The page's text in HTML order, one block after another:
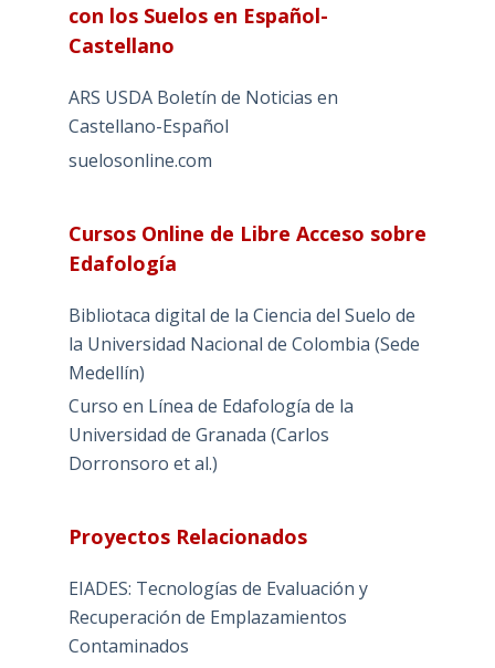
con los Suelos en Español-
Castellano
ARS USDA Boletín de Noticias en
Castellano-Español
suelosonline.com
Cursos Online de Libre Acceso sobre
Edafología
Bibliotaca digital de la Ciencia del Suelo de
la Universidad Nacional de Colombia (Sede
Medellín)
Curso en Línea de Edafología de la
Universidad de Granada (Carlos
Dorronsoro et al.)
Proyectos Relacionados
EIADES: Tecnologías de Evaluación y
Recuperación de Emplazamientos
Contaminados